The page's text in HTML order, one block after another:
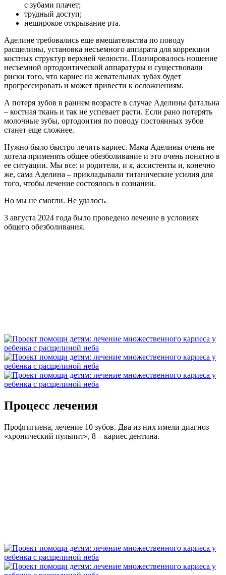
с зубами плачет;
трудный доступ;
неширокое открывание рта.
Аделине требовались еще вмешательства по поводу
расщелины, установка несъемного аппарата для коррекции
костных структур верхней челюсти. Планировалось ношение
несъемной ортодонтической аппаратуры и существовали
риски того, что кариес на жевательных зубах будет
прогрессировать и может привести к осложнениям.
А потеря зубов в раннем возрасте в случае Аделины фатальна
– костная ткань и так не успевает расти. Если рано потерять
молочные зубы, ортодонтия по поводу постоянных зубов
станет еще сложнее.
Нужно было быстро лечить кариес. Мама Аделины очень не
хотела применять общее обезболивание и это очень понятно в
ее ситуации. Мы все: и родители, и я, ассистенты и, конечно
же, сама Аделина – прикладывали титанические усилия для
того, чтобы лечение состоялось в сознании.
Но мы не смогли. Не удалось.
3 августа 2024 года было проведено лечение в условиях
общего обезболивания.
Процесс лечения
Профгигиена, лечение 10 зубов. Два из них имели диагноз
«хронический пульпит», 8 – кариес дентина.